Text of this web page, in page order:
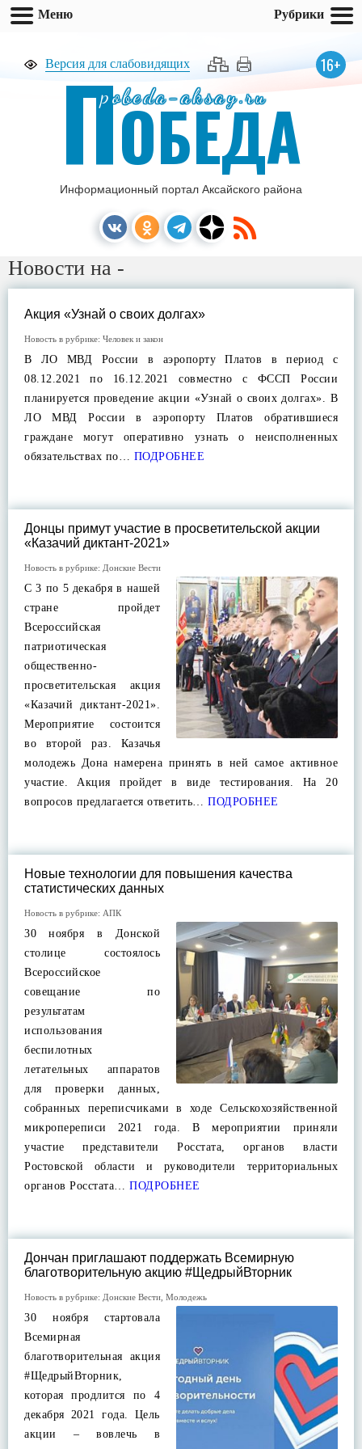
Версия для слабовидящих 16+
pobeda-aksay.ru
ПОБЕДА
Информационный портал Аксайского района
Новости на -
Акция «Узнай о своих долгах»
Новость в рубрике: Человек и закон
В ЛО МВД России в аэропорту Платов в период с
08.12.2021 по 16.12.2021 совместно с ФССП России
планируется проведение акции «Узнай о своих долгах». В
ЛО МВД России в аэропорту Платов обратившиеся
граждане могут оперативно узнать о неисполненных
обязательствах по… ПОДРОБНЕЕ
Донцы примут участие в просветительской акции
«Казачий диктант-2021»
Новость в рубрике: Донские Вести
С 3 по 5 декабря в нашей
стране пройдет
Всероссийская
патриотическая
общественно-
просветительская акция
«Казачий диктант-2021».
Мероприятие состоится
во второй раз. Казачья
молодежь Дона намерена принять в ней самое активное
участие. Акция пройдет в виде тестирования. На 20
вопросов предлагается ответить… ПОДРОБНЕЕ
Новые технологии для повышения качества
статистических данных
Новость в рубрике: АПК
30 ноября в Донской
столице состоялось
Всероссийское
совещание по
результатам
использования
беспилотных
летательных аппаратов
для проверки данных,
собранных переписчиками в ходе Сельскохозяйственной
микропереписи 2021 года. В мероприятии приняли
участие представители Росстата, органов власти
Ростовской области и руководители территориальных
органов Росстата… ПОДРОБНЕЕ
Дончан приглашают поддержать Всемирную
благотворительную акцию #ЩедрыйВторник
Новость в рубрике: Донские Вести Молодежь
30 ноября стартовала
Всемирная
благотворительная акция
#ЩедрыйВторник,
которая продлится по 4
декабря 2021 года. Цель
акции – вовлечь в
Меню Рубрики